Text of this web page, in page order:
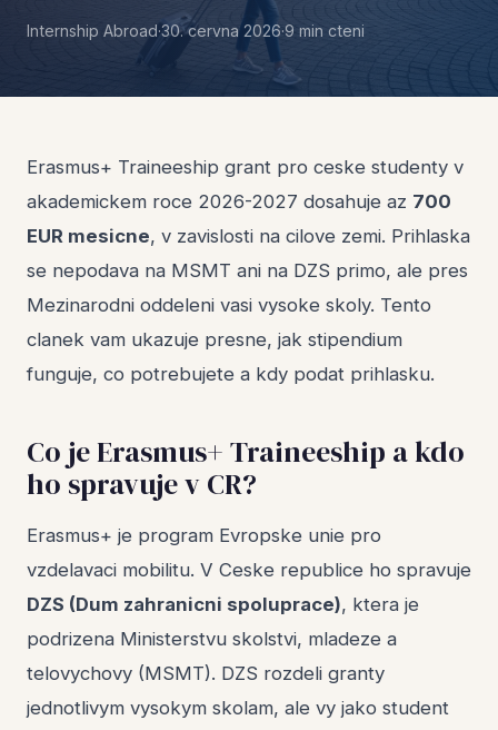
Internship Abroad·30. cervna 2026·9 min cteni
Erasmus+ Traineeship grant pro ceske studenty v
akademickem roce 2026-2027 dosahuje az 700
EUR mesicne, v zavislosti na cilove zemi. Prihlaska
se nepodava na MSMT ani na DZS primo, ale pres
Mezinarodni oddeleni vasi vysoke skoly. Tento
clanek vam ukazuje presne, jak stipendium
funguje, co potrebujete a kdy podat prihlasku.
Co je Erasmus+ Traineeship a kdo
ho spravuje v CR?
Erasmus+ je program Evropske unie pro
vzdelavaci mobilitu. V Ceske republice ho spravuje
DZS (Dum zahranicni spoluprace), ktera je
podrizena Ministerstvu skolstvi, mladeze a
telovychovy (MSMT). DZS rozdeli granty
jednotlivym vysokym skolam, ale vy jako student